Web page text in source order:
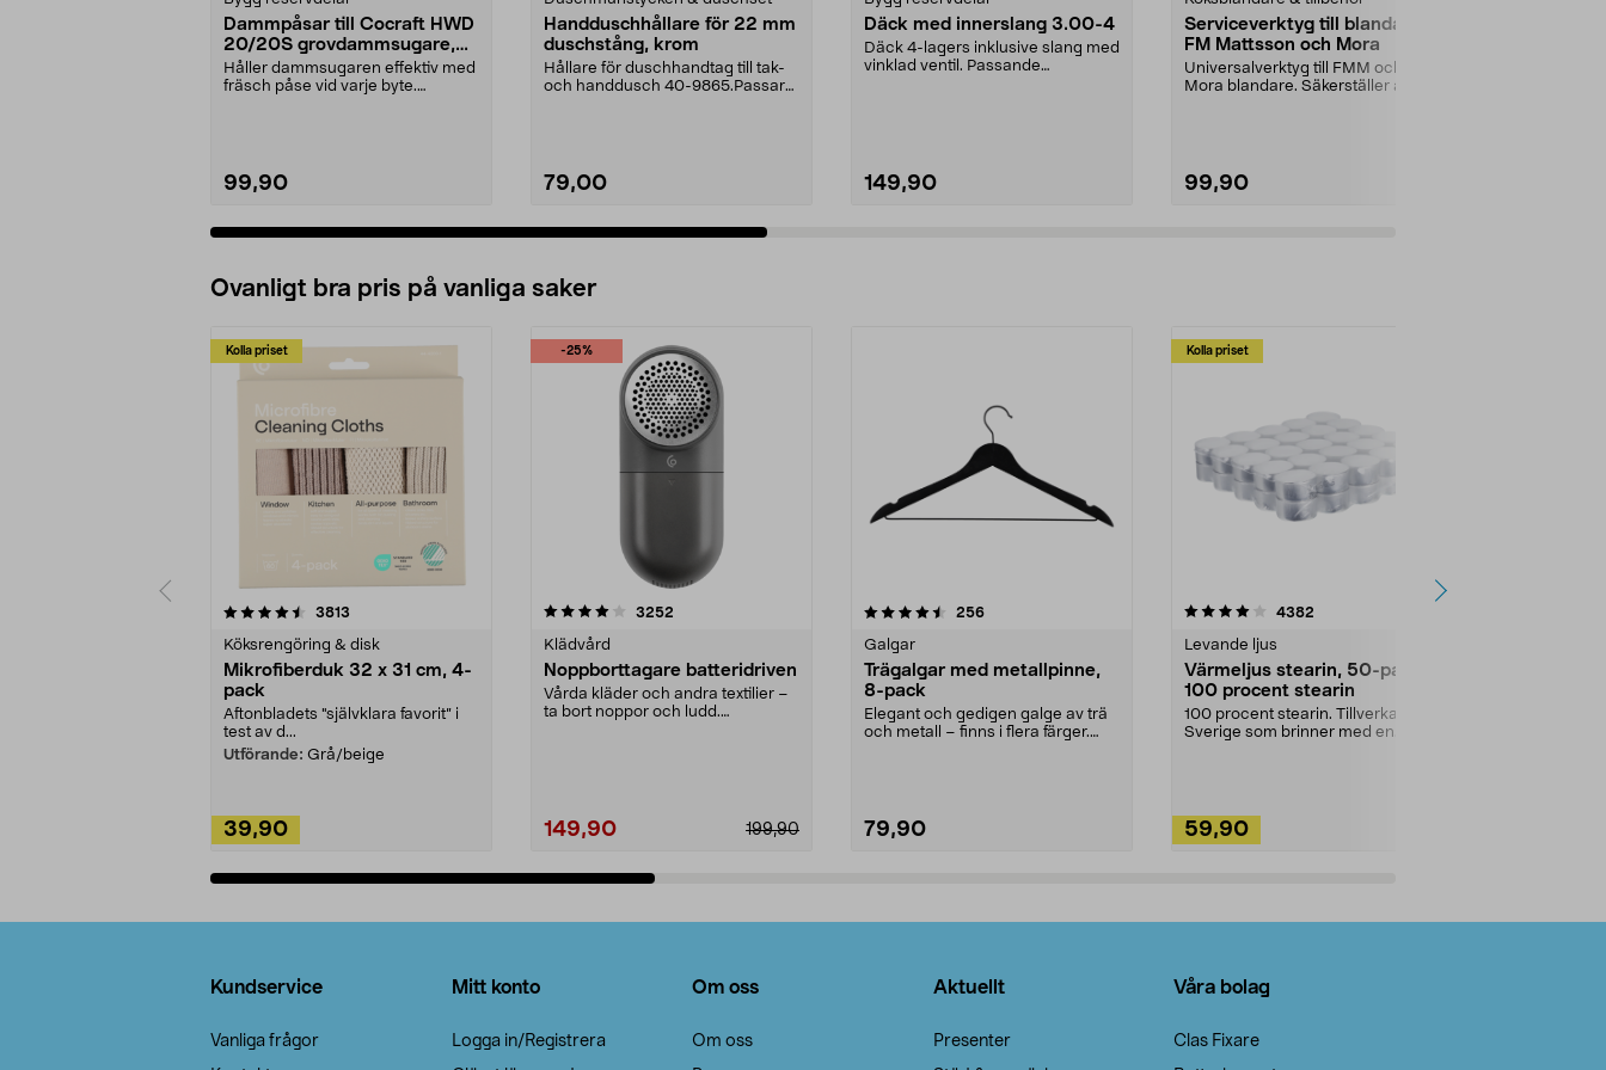
Dammpåsar till Cocraft HWD
20/20S grovdammsugare,
5-pack
Håller dammsugaren effektiv med
fräsch påse vid varje byte.
99,90
Handduschhållare för 22 mm
duschstång, krom
Hållare för duschhandtag till tak-
och handdusch 40-9865.Passar
79,00
Däck med innerslang 3.00-4
Däck 4-lagers inklusive slang med
vinklad ventil. Passande
149,90
Serviceverktyg till blandare
FM Mattsson och Mora
Universalverktyg till FMM och
Mora blandare. Säkerställer att
99,90
Ovanligt bra pris på vanliga saker
Kolla priset
3813
Köksrengöring & disk
Mikrofiberduk 32 x 31 cm, 4-
pack
Aftonbladets "självklara favorit” i
test av d...
Utförande: Grå/beige
39,90
-25%
4.0av 5 stjärnor 3252
Klädvård
Noppborttagare batteridriven
Vårda kläder och andra textilier –
ta bort noppor och ludd.
199,90
149,90
4.5av 5 stjärnor 256recensioner
Galgar
Trägalgar med metallpinne,
8-pack
Elegant och gedigen galge av trä
och metall – finns i flera färger.
79,90
Kolla priset
4.0av 5 stjärnor 4382
Levande ljus
Värmeljus stearin, 50-pack,
100 procent stearin
100 procent stearin. Tillverkade i
Sverige som brinner med en
59,90
4.5av 5 stjärnor
Kundservice
Vanliga frågor
Mitt konto
Logga in/Registrera
Om oss
Om oss
Aktuellt
Presenter
Våra bolag
Clas Fixare